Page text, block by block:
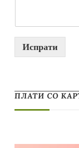
Испрати
ПЛАТИ СО